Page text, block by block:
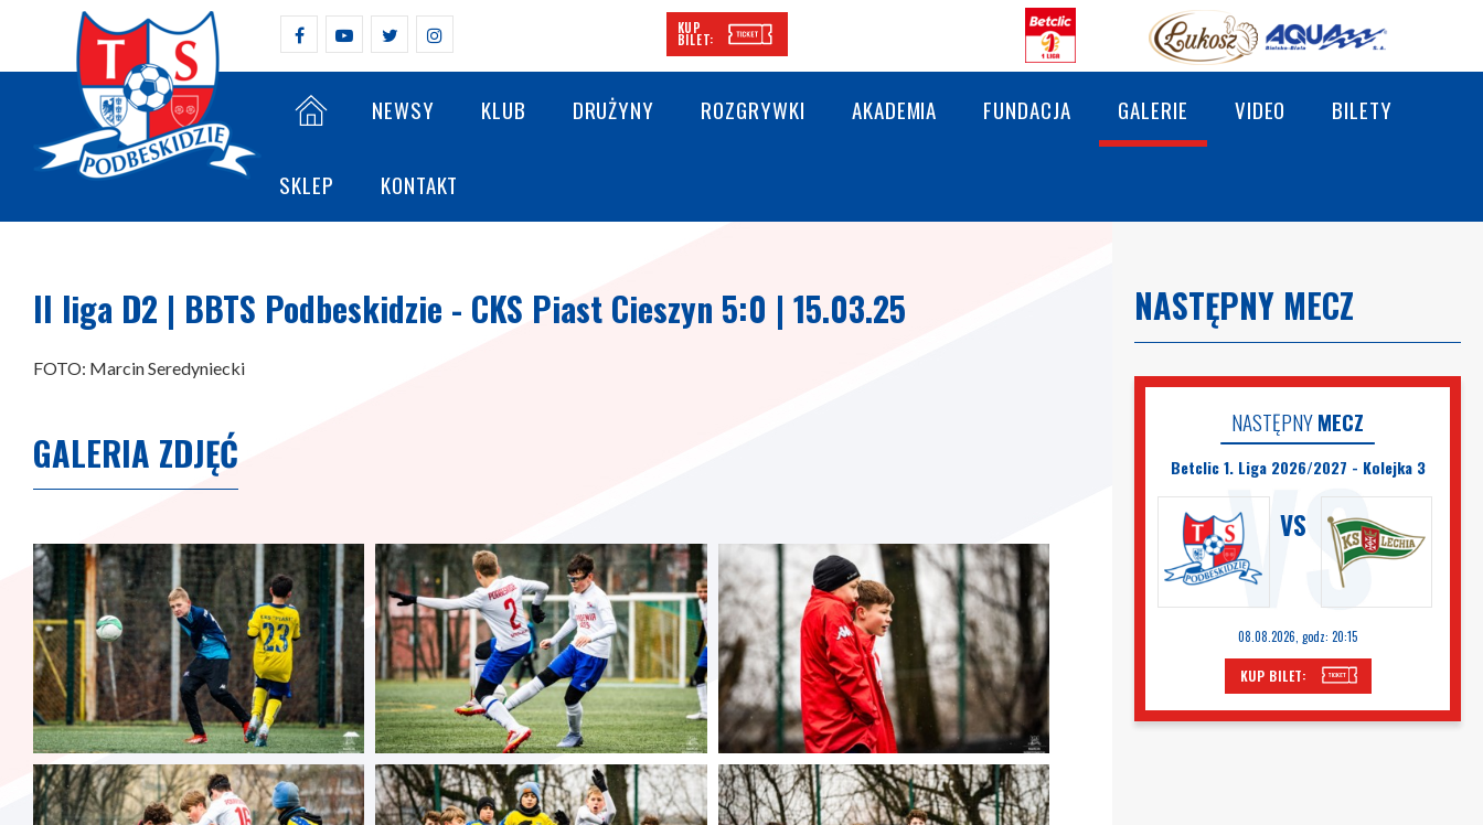
KUP
BILET:
NEWSY KLUB DRUŻYNY ROZGRYWKI AKADEMIA FUNDACJA GALERIE VIDEO BILETY
SKLEP KONTAKT
II liga D2 | BBTS Podbeskidzie - CKS Piast Cieszyn 5:0 | 15.03.25
FOTO: Marcin Seredyniecki
GALERIA ZDJĘĆ
NASTĘPNY MECZ
NASTĘPNYMECZ
Betclic 1. Liga 2026/2027 - Kolejka 3
VS
08.08.2026, godz: 20:15
KUP BILET: